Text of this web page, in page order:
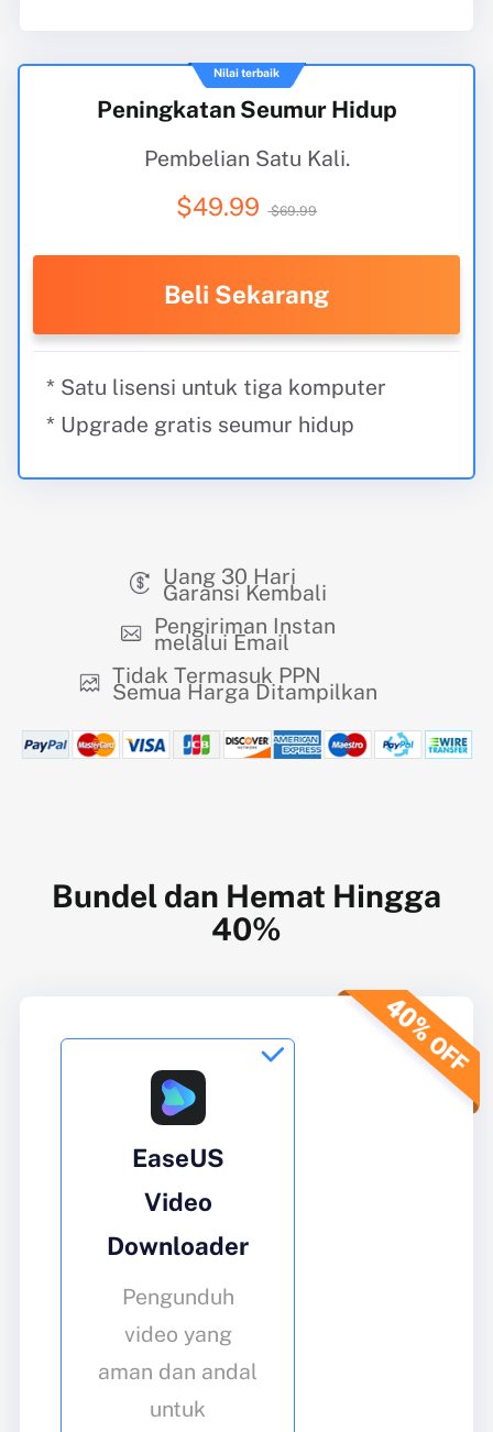
Nilai terbaik
Peningkatan Seumur Hidup
Pembelian Satu Kali.
$49.99 $69.99
Beli Sekarang
* Satu lisensi untuk tiga komputer
* Upgrade gratis seumur hidup
Uang 30 Hari
Garansi Kembali
Pengiriman Instan
melalui Email
Tidak Termasuk PPN
Semua Harga Ditampilkan
Bundel dan Hemat Hingga
40%

EaseUS
Video
Downloader
Pengunduh
video yang
aman dan andal
untuk